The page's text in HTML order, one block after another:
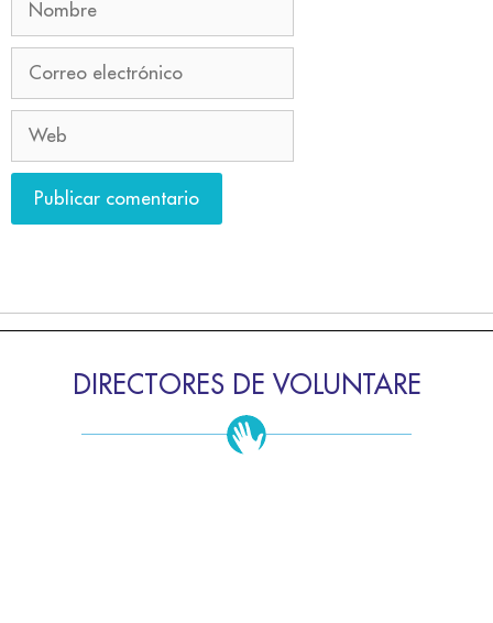
DIRECTORES DE VOLUNTARE